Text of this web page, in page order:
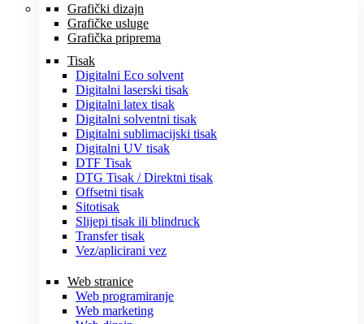
Grafički dizajn
Grafičke usluge
Grafička priprema
Tisak
Digitalni Eco solvent
Digitalni laserski tisak
Digitalni latex tisak
Digitalni solventni tisak
Digitalni sublimacijski tisak
Digitalni UV tisak
DTF Tisak
DTG Tisak / Direktni tisak
Offsetni tisak
Sitotisak
Slijepi tisak ili blindruck
Transfer tisak
Vez/aplicirani vez
Web stranice
Web programiranje
Web marketing